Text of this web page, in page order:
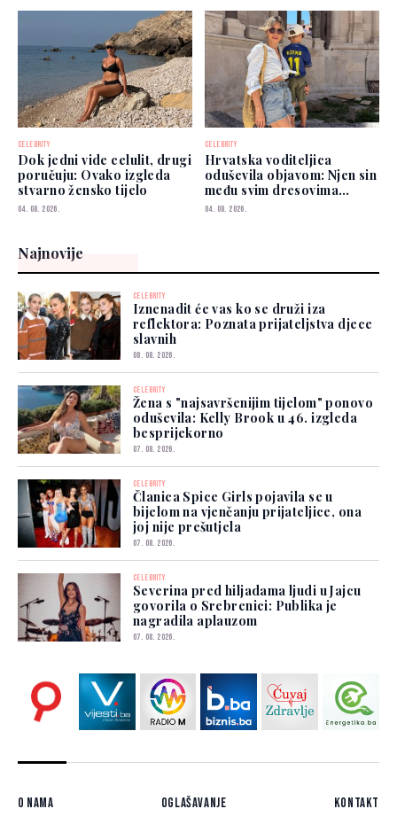
CELEBRITY
Dok jedni vide celulit, drugi
poručuju: Ovako izgleda
stvarno žensko tijelo
04. 08. 2026.
CELEBRITY
Hrvatska voditeljica
oduševila objavom: Njen sin
među svim dresovima
izabrao Zmajeve
04. 08. 2026.
Najnovije
CELEBRITY
Iznenadit će vas ko se druži iza
reflektora: Poznata prijateljstva djece
slavnih
08. 08. 2026.
CELEBRITY
Žena s "najsavršenijim tijelom" ponovo
oduševila: Kelly Brook u 46. izgleda
besprijekorno
07. 08. 2026.
CELEBRITY
Članica Spice Girls pojavila se u
bijelom na vjenčanju prijateljice, ona
joj nije prešutjela
07. 08. 2026.
CELEBRITY
Severina pred hiljadama ljudi u Jajcu
govorila o Srebrenici: Publika je
nagradila aplauzom
07. 08. 2026.
O nama Oglašavanje Kontakt